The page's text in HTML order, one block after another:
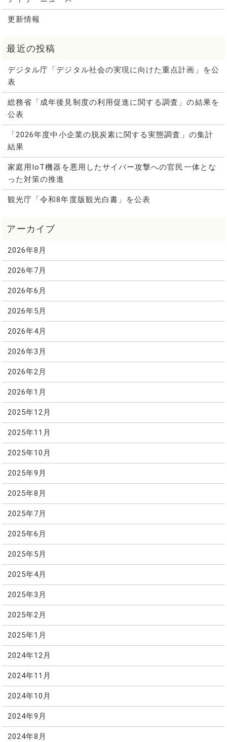
更新情報
デジタル庁「デジタル社会の実現に向けた重点計画」を公
表
総務省「成年後見制度の利用促進に関する調査」の結果を
公表
「2026年度中小企業の脱炭素に関する実態調査」の集計
結果
家庭用IoT機器を悪用したサイバー攻撃への官民一体とな
った対策の推進
観光庁「令和8年度版観光白書」を公表
2026年8月
2026年7月
2026年6月
2026年5月
2026年4月
2026年3月
2026年2月
2026年1月
2025年12月
2025年11月
2025年10月
2025年9月
2025年8月
2025年7月
2025年6月
2025年5月
2025年4月
2025年3月
2025年2月
2025年1月
2024年12月
2024年11月
2024年10月
2024年9月
2024年8月